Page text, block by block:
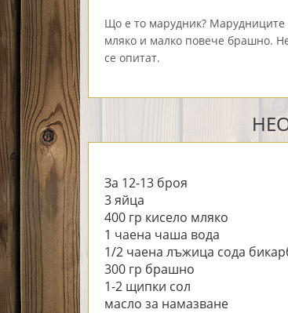
Що е то марудник? Марудниците
мляко и малко повече брашно.
се опитат.
За 12-13 броя
3 яйца
400 гр кисело мляко
1 чаена чаша вода
1/2 чаена лъжица сода
300 гр брашно
1-2 щипки сол
масло за намазване